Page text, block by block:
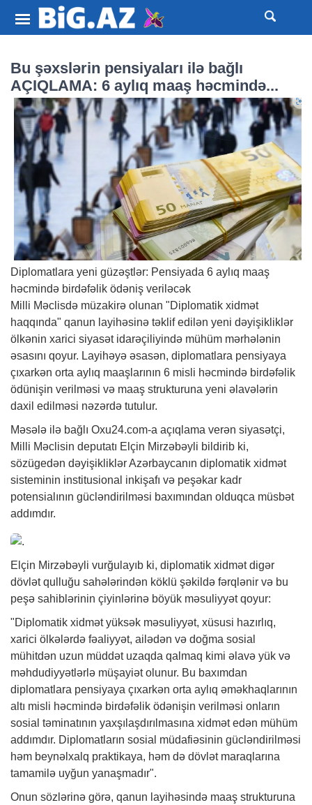
Bu şəxslərin pensiyaları ilə bağlı
AÇIQLAMA: 6 aylıq maaş həcmində...
Diplomatlara yeni güzəştlər: Pensiyada 6 aylıq maaş
həcmində birdəfəlik ödəniş veriləcək
Milli Məclisdə müzakirə olunan "Diplomatik xidmət
haqqında" qanun layihəsinə təklif edilən yeni dəyişikliklər
ölkənin xarici siyasət idarəçiliyində mühüm mərhələnin
əsasını qoyur. Layihəyə əsasən, diplomatlara pensiyaya
çıxarkən orta aylıq maaşlarının 6 misli həcmində birdəfəlik
ödünişin verilməsi və maaş strukturuna yeni əlavələrin
daxil edilməsi nəzərdə tutulur.
Məsələ ilə bağlı Oxu24.com-a açıqlama verən siyasətçi,
Milli Məclisin deputatı Elçin Mirzəbəyli bildirib ki,
sözügedən dəyişikliklər Azərbaycanın diplomatik xidmət
sisteminin institusional inkişafı və peşəkar kadr
potensialının gücləndirilməsi baxımından olduqca müsbət
addımdır.
Elçin Mirzəbəyli vurğulayıb ki, diplomatik xidmət digər
dövlət qulluğu sahələrindən köklü şəkildə fərqlənir və bu
peşə sahiblərinin çiyinlərinə böyük məsuliyyət qoyur:
"Diplomatik xidmət yüksək məsuliyyət, xüsusi hazırlıq,
xarici ölkələrdə fəaliyyət, ailədən və doğma sosial
mühitdən uzun müddət uzaqda qalmaq kimi əlavə yük və
məhdudiyyətlərlə müşayiət olunur. Bu baxımdan
diplomatlara pensiyaya çıxarkən orta aylıq əməkhaqlarının
altı misli həcmində birdəfəlik ödənişin verilməsi onların
sosial təminatının yaxşılaşdırılmasına xidmət edən mühüm
addımdır. Diplomatların sosial müdafiəsinin gücləndirilməsi
həm beynəlxalq praktikaya, həm də dövlət maraqlarına
tamamilə uyğun yanaşmadır".
Onun sözlərinə görə, qanun layihəsində maaş strukturuna